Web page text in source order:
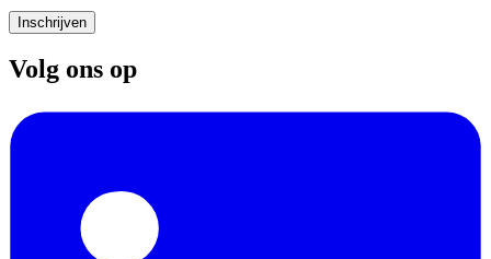
Inschrijven
Volg ons op